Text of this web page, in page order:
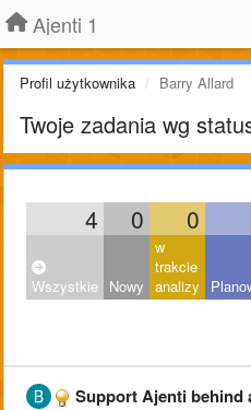
Ajenti 1
Profil użytkownika Barry Allard
Twoje zadania wg
4 0 0
Wszystkie Nowy
w
trakcie
analizy
Support Ajenti behind a